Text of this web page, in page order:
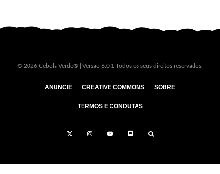
© 2026 Cebola Verde® | Versão 6.0.1 Todos os seus direitos reservados.
ANUNCIE CREATIVE COMMONS SOBRE
TERMOS E CONDUTAS